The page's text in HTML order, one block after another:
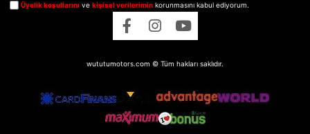
Üyelik koşullarını ve kişisel verilerimin korunmasını kabul ediyorum.
wututumotors.com © Tüm hakları saklıdır.